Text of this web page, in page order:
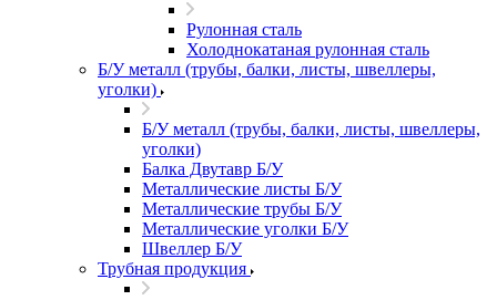
Рулонная сталь
Холоднокатаная рулонная сталь
Б/У металл (трубы, балки, листы, швеллеры,
уголки)
Б/У металл (трубы, балки, листы, швеллеры,
уголки)
Балка Двутавр Б/У
Металлические листы Б/У
Металлические трубы Б/У
Металлические уголки Б/У
Швеллер Б/У
Трубная продукция